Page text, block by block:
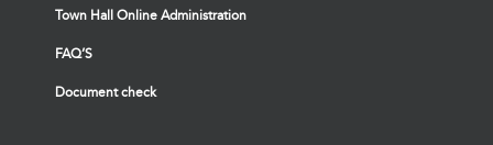
Town Hall Online Administration
FAQ’S
Document check